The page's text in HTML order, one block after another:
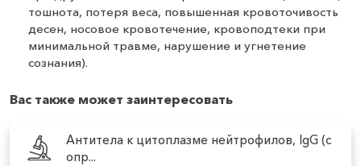
тошнота, потеря веса, повышенная кровоточивость
десен, носовое кровотечение, кровоподтеки при
минимальной травме, нарушение и угнетение
сознания).
Вас также может заинтересовать
Антитела к цитоплазме нейтрофилов, IgG (с
опр...